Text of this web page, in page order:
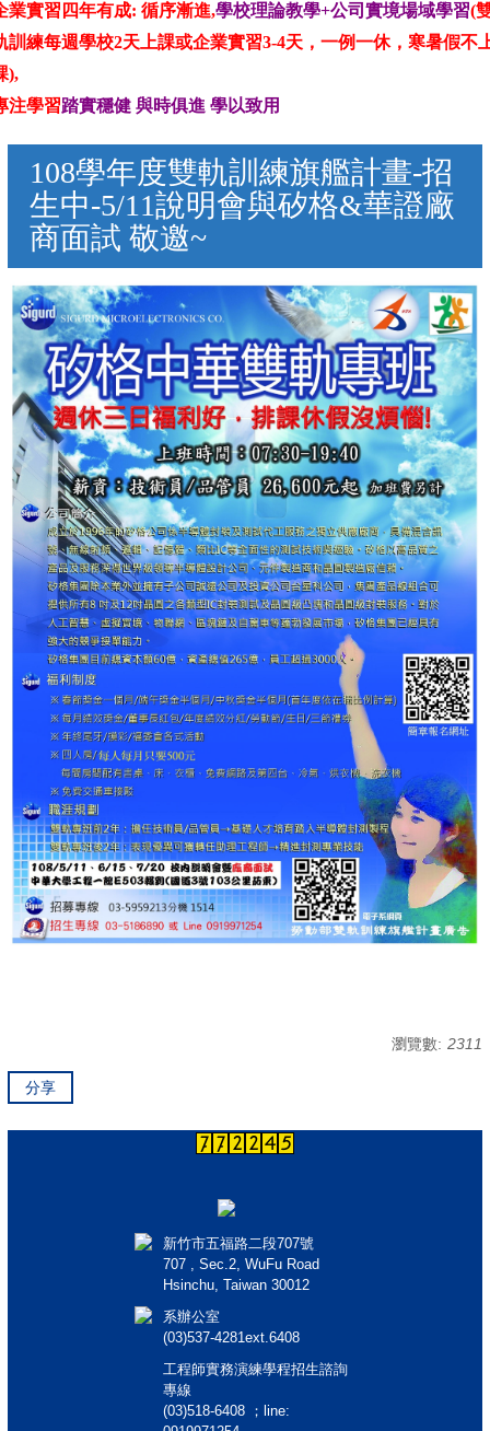
業實習四年有成: 循序漸進,學校理論教學+公司實境場域學習(
訓練每週學校2天上課或企業實習3-4天， 一例一休，寒暑假不
),
注學習踏實穩健 與時俱進 學以致用
108學年度雙軌訓練旗艦計畫-招
生中-5/11說明會與矽格&華證廠
商面試 敬邀~
瀏覽數: 2311
分享
新竹市五福路二段707號
707 , Sec.2, WuFu Road
Hsinchu, Taiwan 30012
系辦公室
(03)537-4281ext.6408
工程師實務演練學程招生諮詢
專線
(03)518-6408 ；line: